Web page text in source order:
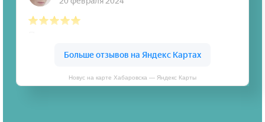
Новус на карте Хабаровска — Яндекс Карты